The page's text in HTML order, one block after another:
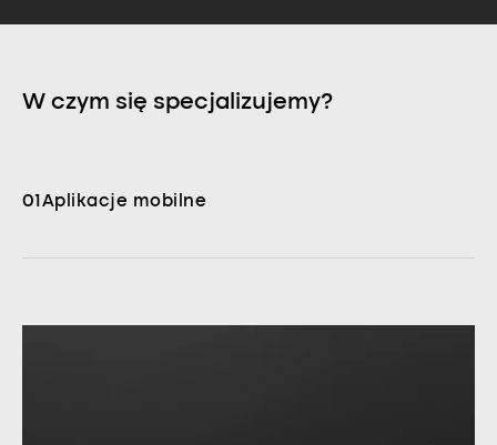
W czym się specjalizujemy?
01 Aplikacje mobilne